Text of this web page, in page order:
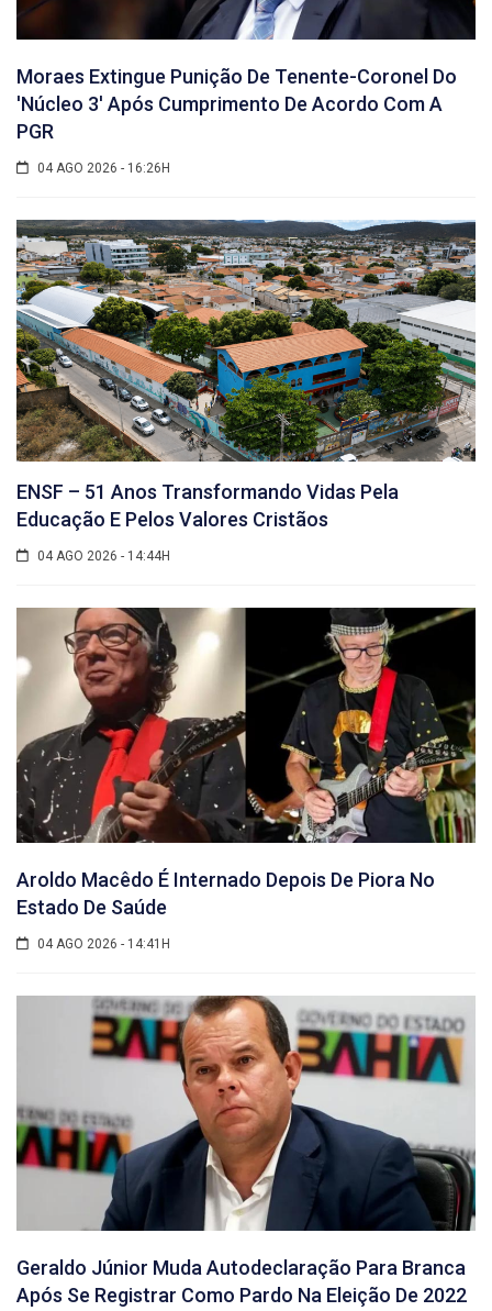
Moraes Extingue Punição De Tenente-Coronel Do
'núcleo 3' Após Cumprimento De Acordo Com A
PGR
04 AGO 2026 - 16:26H
ENSF – 51 Anos Transformando Vidas Pela
Educação E Pelos Valores Cristãos
04 AGO 2026 - 14:44H
Aroldo Macêdo É Internado Depois De Piora No
Estado De Saúde
04 AGO 2026 - 14:41H
Geraldo Júnior Muda Autodeclaração Para Branca
Após Se Registrar Como Pardo Na Eleição De 2022